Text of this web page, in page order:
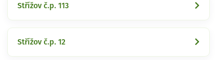
Střížov č.p. 113
Střížov č.p. 12